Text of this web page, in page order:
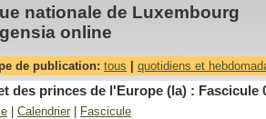
nationale de Luxembourg
online
de publication: tous quotidiens et
des princes de l'Europe (la) : Fascicule
Calendrier Fascicule